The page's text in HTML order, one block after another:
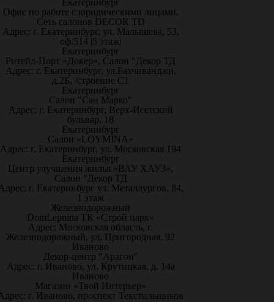
Екатеринбург
Офис по работе с юридическими лицами.
Сеть салонов DECOR TD
Адрес: г. Екатеринбург, ул. Малышева, 53,
оф.514 |5 этаж|
Екатеринбург
Ритейл-Порт «Докер», Салон "Декор ТД
Адрес: г. Екатеринбург, ул.Бахчиванджи,
д.2Б, /строение С1
Екатеринбург
Салон "Сан Марко"
Адрес: г. Екатеринбург, Верх-Исетский
бульвар, 18
Екатеринбург
Салон «LOYMINA»
Адрес: г. Екатеринбург, ул. Московская 194
Екатеринбург
Центр улучшения жилья «ВАУ ХАУЗ»,
Салон "Декор ТД
г. Екатеринбург ул. Металлургов, 84,
1 этаж
Железнодорожный
DomLepnina ТК «Строй парк»
Адрес: Московская область, г.
Железнодорожный, ул. Пригородная, 92
Иваново
Декор-центр "Арагон"
Адрес: г. Иваново, ул. Крутицкая, д. 14а
Иваново
Магазин «Твой Интерьер»
г. Иваново, проспект Текстильщиков